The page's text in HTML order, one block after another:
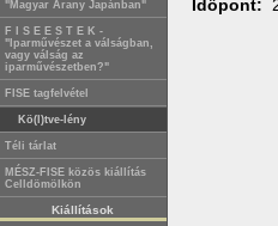
"Magyar Arany Japánban"
F I S E E S T E K -
"Iparművészet a válságban,
vagy válság az
iparművészetben?"
FISE tagfelvétel
Kö(l)tve-lény
Téli tárlat
MÉSZ-FISE közös kiállítás
Celldömölkön
Kiállítások
Időpont: